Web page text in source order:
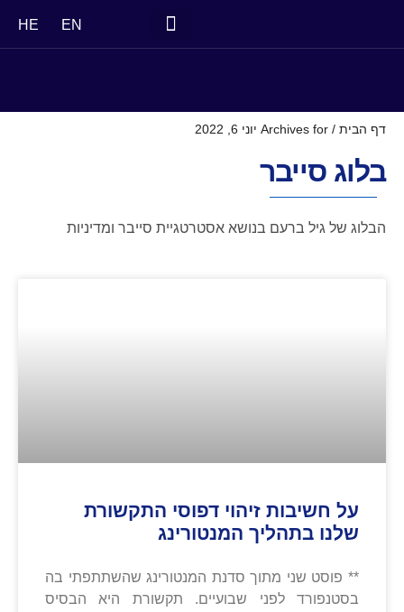
EN
HE
דף הבית / Archives for יוני 6, 2022
בלוג סייבר
הבלוג של גיל ברעם בנושא אסטרטגיית סייבר ומדיניות
על חשיבות זיהוי דפוסי התקשורת
שלנו בתהליך המנטורינג
** פוסט שני מתוך סדנת המנטורינג שהשתתפתי בה
בסטנפורד לפני שבועיים. תקשורת היא הבסיס